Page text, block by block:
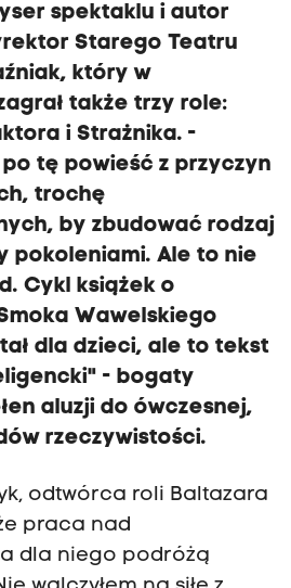
spektaklu i autor
Starego Teatru
który w
także trzy role:
i Strażnika. -
tę powieść z przyczyn
trochę
by zbudować rodzaj
pokoleniami. Ale to nie
Cykl książek o
Wawelskiego
dla dzieci, ale to tekst
- bogaty
aluzji do ówczesnej,
rzeczywistości.
odtwórca roli Baltazara
praca nad
dla niego podróżą